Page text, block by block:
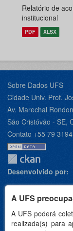
A UFS
A UFS poderá
realizada(s) para
Relatório de
institucional
PDF XLSX
Sobre Dados UFS
Cidade Univ. Prof.
Av. Marechal
São Cristóvão - SE,
Contato +55 79
Desenvolvido por:
Apoio: